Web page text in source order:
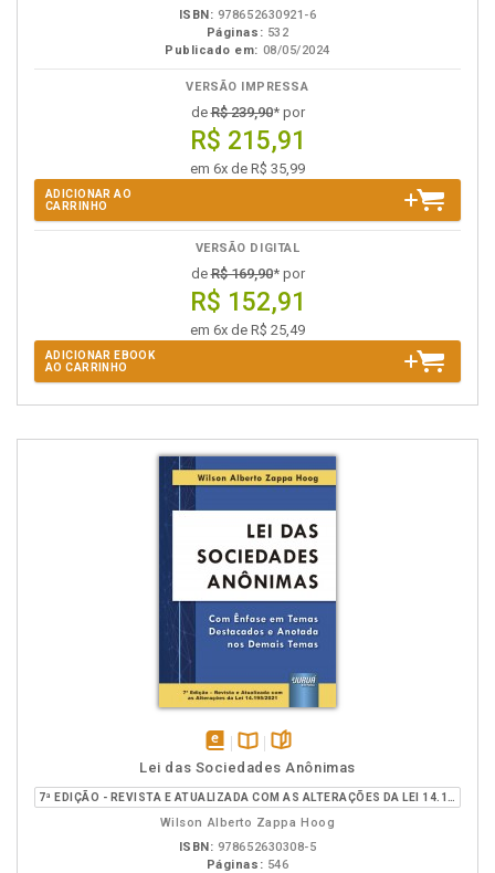
ISBN: 978652630921-6
Páginas: 532
Publicado em: 08/05/2024
VERSÃO IMPRESSA
deR$ 239,90* por
R$ 215,91
em 6x de R$ 35,99
ADICIONAR AO
CARRINHO
VERSÃO DIGITAL
deR$ 169,90* por
R$ 152,91
em 6x de R$ 25,49
ADICIONAR EBOOK
AO CARRINHO
disponível
em
eBook
Disponível
na
B.V.
páginas
Lei das Sociedades Anônimas
Wilson Alberto Zappa Hoog
ISBN: 978652630308-5
Páginas: 546